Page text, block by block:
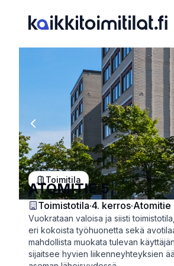
Previous slide
Toimitila
ATOMITIE 5
Toimistotila·4. kerros·Atomitie
Vuokrataan valoisa ja siisti
eri kokoista työhuonetta sekä
mahdollista muokata tulevan
sijaitsee hyvien liikenneyhteyksien